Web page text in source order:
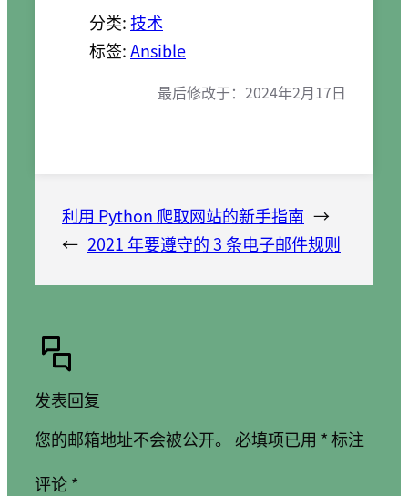
分类:技术
标签:Ansible
最后修改于： 2024年2月17日
利用 Python 爬取网站的新手指南 →
← 2021 年要遵守的 3 条电子邮件规则
发表回复
您的邮箱地址不会被公开。
必填项已用 *标注
评论*